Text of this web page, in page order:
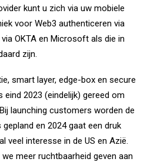
kunt u zich via uw mobiele
voor Web3 authenticeren via
OKTA en Microsoft als die in
zijn.
smart layer, edge-box en secure
eind 2023 (eindelijk) gereed om
launching customers worden de
en 2024 gaat een druk
veel interesse in de US en Azië.
meer ruchtbaarheid geven aan